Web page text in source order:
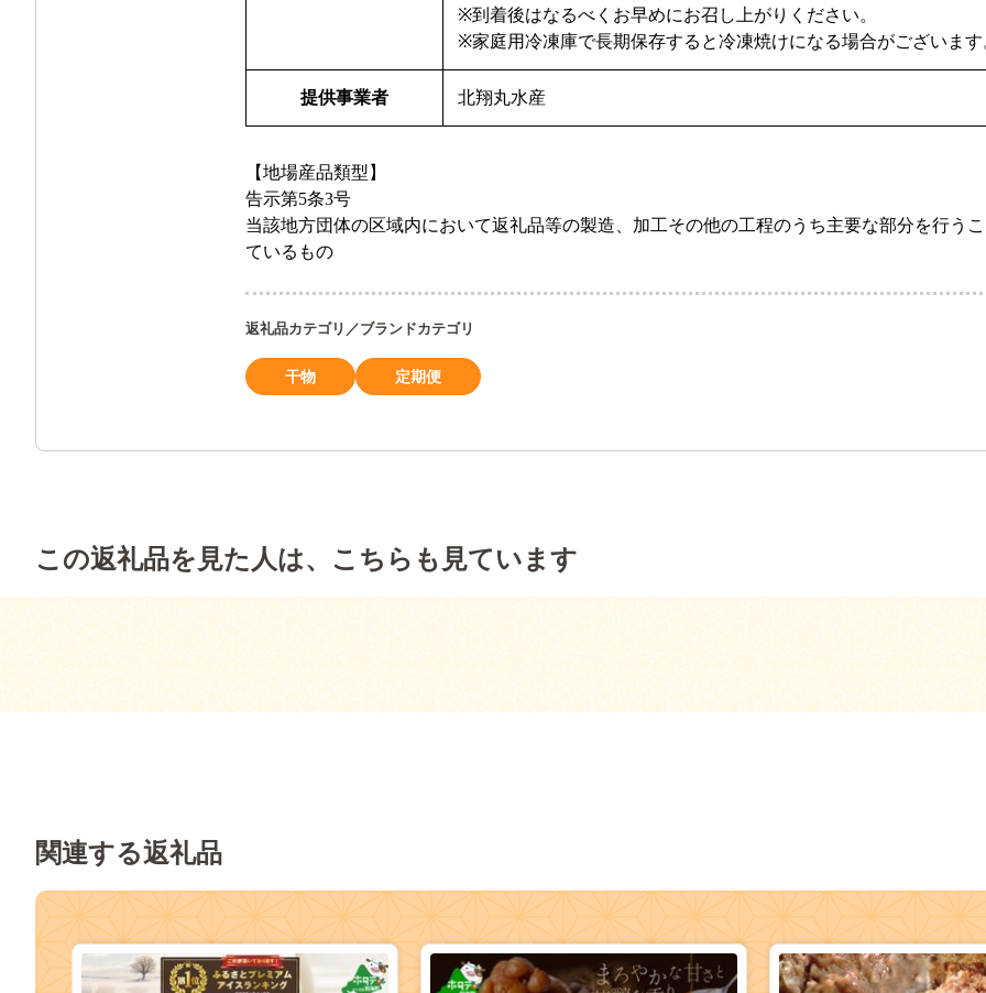
※到着後はなるべくお早めにお召し上がりください。
※家庭用冷凍庫で長期保存すると冷凍焼けになる場合がございま
提供事業者 北翔丸水産
【地場産品類型】
告示第5条3号
当該地方団体の区域内において返礼品等の製造、加工その他の工程のうち主要な部分を行う
ているもの
返礼品カテゴリ／ブランドカテゴリ
干物 定期便
この返礼品を見た人は、こちらも見ています
関連する返礼品